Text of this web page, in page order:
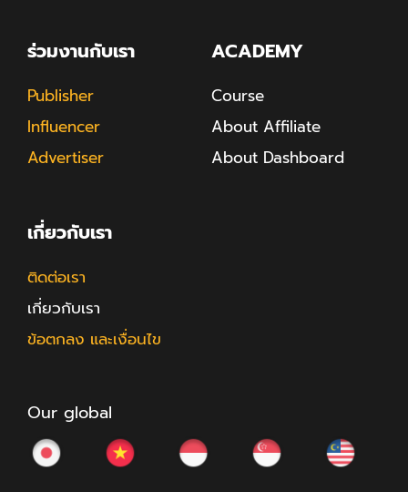
ร่วมงานกับเรา
Publisher
Influencer
Advertiser
ACADEMY
Course
About Affiliate
About Dashboard
เกี่ยวกับเรา
ติดต่อเรา
เกี่ยวกับเรา
ข้อตกลง และเงื่อนไข
Our global